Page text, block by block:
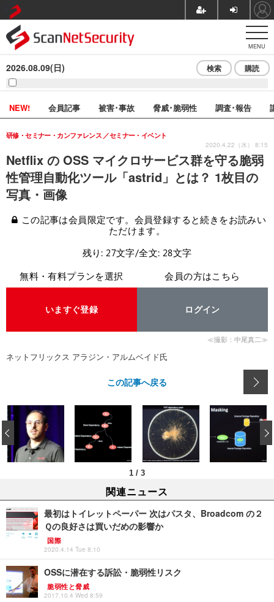
MENU
2026.08.09(日) 検索 購読
NEW! 会員記事 被害･事故 脅威･脆弱性 調査･報告
Netflix の OSS マイクロサービス群を守る脆弱
性管理自動化ツール「astrid」とは？ 1枚目の
写真・画像
研修・セミナー・カンファレンス セミナー・イベント
2020.4.22（水） 8:15
この記事は会員限定です。会員登録すると続きをお読みい
ただけます。
残り: 27文字/全文: 28文字
無料・有料プランを選択
いますぐ登録
会員の方はこちら
ログイン
≪撮影：中尾真二≫
ネットフリックス アラジン・アルムベイド氏
この記事へ戻る
1 / 3
‹
関連ニュース
最初はトイレットペーパー 次はパスタ、Broadcom の２
Ｑの良好さは買いだめの影響か
国際
2020.4.14 Tue 8:10
OSSに潜在する訴訟・脆弱性リスク
脆弱性と脅威
2017.10.4 Wed 8:59